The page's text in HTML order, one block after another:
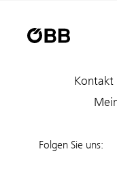
Kontakt
Folgen Sie uns: